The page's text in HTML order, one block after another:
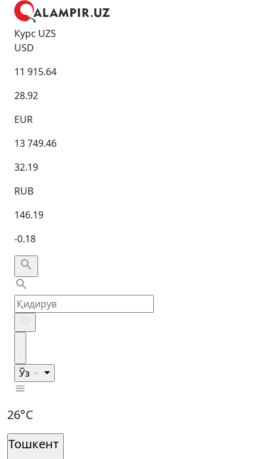
Курс UZS
USD
11 915.64
28.92
EUR
13 749.46
32.19
RUB
146.19
-0.18
Ўз
26°C
Тошкент